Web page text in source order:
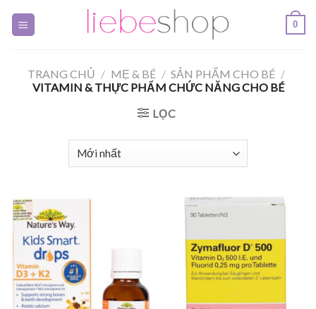
0
TRANG CHỦ / MẸ & BÉ / SẢN PHẨM CHO BÉ /
VITAMIN & THỰC PHẨM CHỨC NĂNG CHO BÉ
LỌC